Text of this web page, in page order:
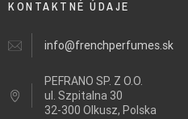
KONTAKTNÉ ÚDAJE
info@frenchperfumes.sk
PEFRANO SP. Z O.O.
ul. Szpitalna 30
32-300 Olkusz, Polska